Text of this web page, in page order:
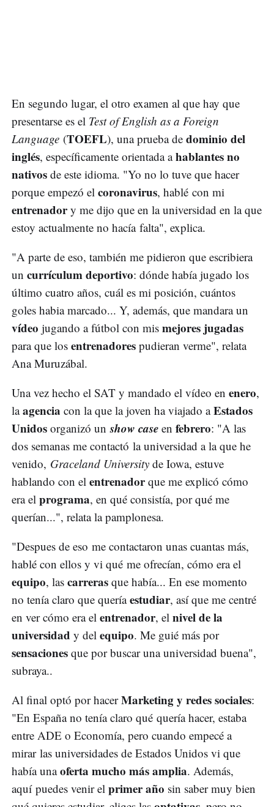
En segundo lugar, el otro examen al que hay que
presentarse es el Test of English as a Foreign
Language (TOEFL), una prueba de dominio del
inglés, específicamente orientada ahablantes no
nativos de este idioma. "Yo no lo tuve que hacer
porque empezó el coronavirus, hablé con mi
entrenadory me dijo que en la universidad en la que
estoy actualmente no hacía falta", explica.
"A parte de eso, también me pidieron que escribiera
un currículum deportivo: dónde había jugado los
último cuatro años, cuál es mi posición, cuántos
goles habia marcado... Y, además, que mandara un
vídeo jugando a fútbol con mis mejores jugadas
para que los entrenadores pudieran verme", relata
Ana Muruzábal.
Una vez hecho el SAT y mandado el vídeo en enero,
laagencia con la que la joven ha viajado aEstados
Unidos organizó unshow case en febrero: "A las
dos semanas me contactó la universidad a la que he
venido, Graceland University de Iowa, estuve
hablando con el entrenadorque me explicó cómo
era el programa, en qué consistía, por qué me
querían...", relata la pamplonesa.
"Despues de eso me contactaron unas cuantas más,
hablé con ellos y vi qué me ofrecían, cómo era el
equipo, las carreras que había... En ese momento
no tenía claro que queríaestudiar, así que me centré
en ver cómo era el entrenador, el nivel de la
universidad y del equipo. Me guié más por
sensaciones que por buscar una universidad buena",
subraya..
Al final optó por hacerMarketing y redes sociales:
"En España no tenía claro qué quería hacer, estaba
entre ADE o Economía, pero cuando empecé a
mirar las universidades de Estados Unidos vi que
había unaoferta mucho más amplia. Además,
aquí puedes venir el primer año sin saber muy bien